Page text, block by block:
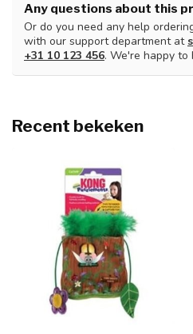
Any questions about this
Or do you need any help
with our support department at
+31 10 123 456. We're happy to
Recent bekeken